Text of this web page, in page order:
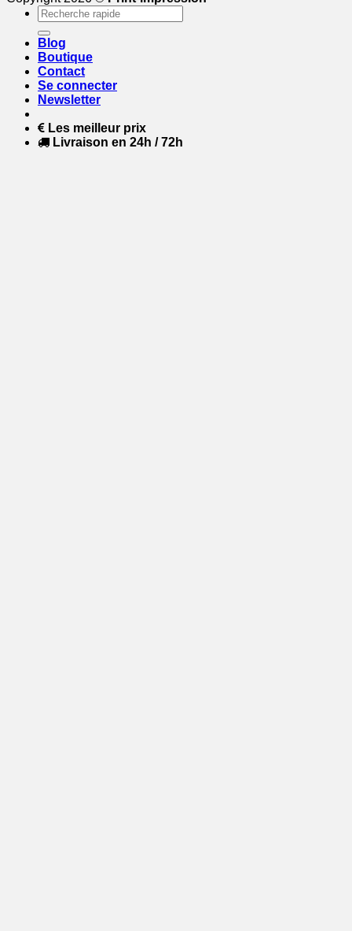
Recherche
pour :
Blog
Boutique
Contact
Se connecter
Newsletter
Les meilleur prix
Livraison en 24h / 72h